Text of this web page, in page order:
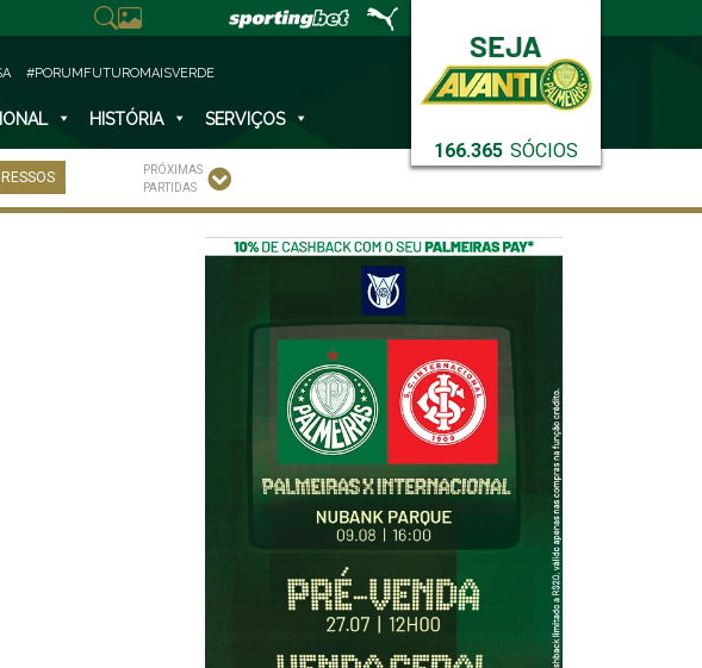
166.365 SÓCIOS
#PORUMFUTUROMAISVERDE
HISTÓRIA SERVIÇOS
PRÓXIMAS
PARTIDAS